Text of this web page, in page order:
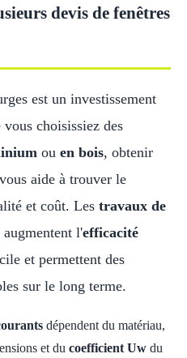
devis de fenêtres
est un investissement
choisissiez des
ou en bois, obtenir
vous aide à trouver le
et coût. Les travaux de
augmentent l'efficacité
et permettent des
sur le long terme.
dépendent du matériau,
et du coefficient Uw du